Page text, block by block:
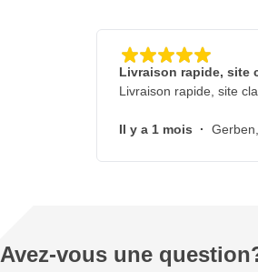
Livraison rapide, site
Livraison rapide, site
Il y a 1 mois ·
Avez-vous une